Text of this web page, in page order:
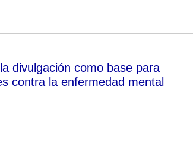
divulgación como base para
contra la enfermedad mental